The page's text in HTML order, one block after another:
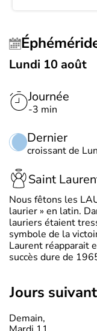
Lundi 10 août
Journée
-3 min
Dernier
croissant de
Saint
Nous fêtons les
laurier » en latin.
lauriers étaient
symbole de la
Laurent réapparait
succès dure de
jours
Demain,